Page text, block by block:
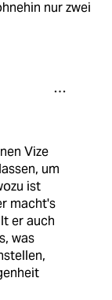
nur zwei
Vize
um
ist
macht's
er auch
was